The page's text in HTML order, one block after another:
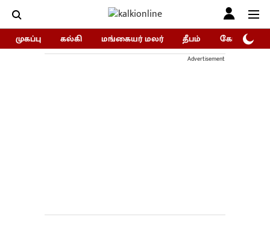
முகப்பு கல்கி மங்கையர் மலர் தீபம் கோகுலம்/
Advertisement